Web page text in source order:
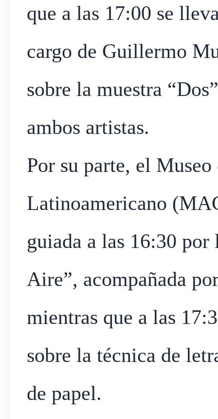
que a las 17:00 se
cargo de Guillermo
sobre la muestra
ambos artistas.
Por su parte, el
Latinoamericano
guiada a las 16:30
Aire”, acompañada
mientras que a las
sobre la técnica de
de papel.